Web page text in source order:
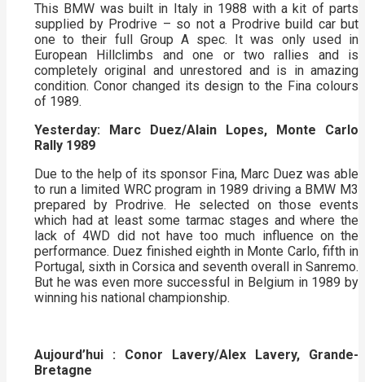
This BMW was built in Italy in 1988 with a kit of parts
supplied by Prodrive – so not a Prodrive build car but
one to their full Group A spec. It was only used in
European Hillclimbs and one or two rallies and is
completely original and unrestored and is in amazing
condition. Conor changed its design to the Fina colours
of 1989.
Yesterday: Marc Duez/Alain Lopes, Monte Carlo
Rally 1989
Due to the help of its sponsor Fina, Marc Duez was able
to run a limited WRC program in 1989 driving a BMW M3
prepared by Prodrive. He selected on those events
which had at least some tarmac stages and where the
lack of 4WD did not have too much influence on the
performance. Duez finished eighth in Monte Carlo, fifth in
Portugal, sixth in Corsica and seventh overall in Sanremo.
But he was even more successful in Belgium in 1989 by
winning his national championship.
Aujourd’hui : Conor Lavery/Alex Lavery, Grande-
Bretagne